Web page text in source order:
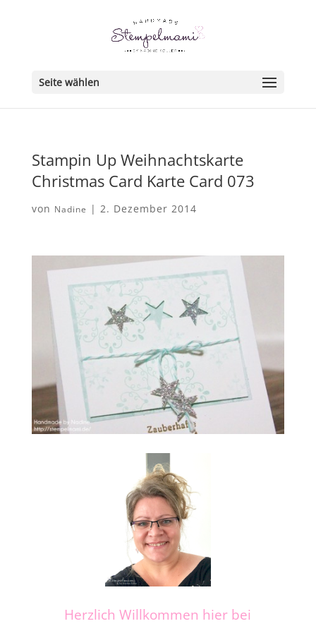
Seite wählen
Stampin Up Weihnachtskarte
Christmas Card Karte Card 073
von Nadine | 2. Dezember 2014
Herzlich Willkommen hier bei